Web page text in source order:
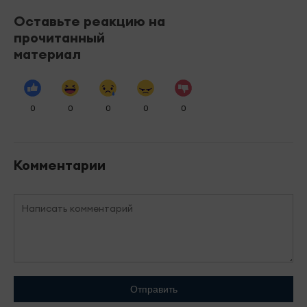
Оставьте реакцию на
прочитанный
материал
0 0 0 0 0
Комментарии
Отправить